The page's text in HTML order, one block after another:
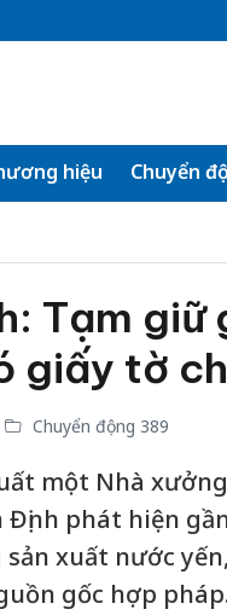
hiệu Chuyển
Tạm giữ
giấy tờ
Chuyển động 389
một Nhà
phát hiện
sản xuất nước
gốc hợp